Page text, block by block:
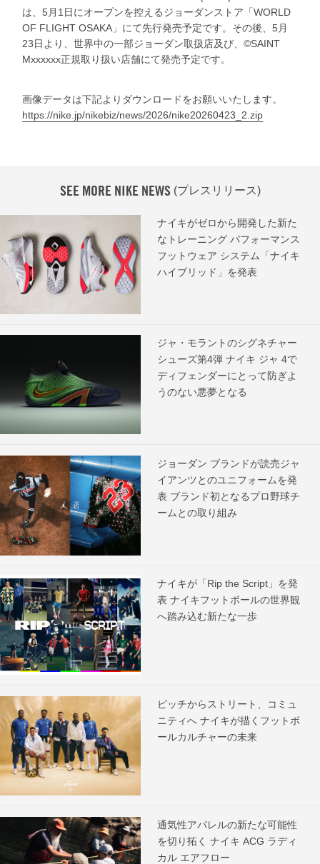
は、5月1日にオープンを控えるジョーダンストア「WORLD
OF FLIGHT OSAKA」にて先行発売予定です。その後、5月
23日より、世界中の一部ジョーダン取扱店及び、©SAINT
Mxxxxxx正規取り扱い店舗にて発売予定です。
画像データは下記よりダウンロードをお願いいたします。
https://nike.jp/nikebiz/news/2026/nike20260423_2.zip
SEE MORE NIKE NEWS (プレスリリース)
ナイキがゼロから開発した新た
なトレーニング パフォーマンス
フットウェア システム「ナイキ
ハイブリッド」を発表
ジャ・モラントのシグネチャー
シューズ第4弾 ナイキ ジャ 4で
ディフェンダーにとって防ぎよ
うのない悪夢となる
ジョーダン ブランドが読売ジャ
イアンツとのユニフォームを発
表 ブランド初となるプロ野球チ
ームとの取り組み
ナイキが「Rip the Script」を発
表 ナイキフットボールの世界観
へ踏み込む新たな一歩
ピッチからストリート、コミュ
ニティへ ナイキが描くフットボ
ールカルチャーの未来
通気性アパレルの新たな可能性
を切り拓く ナイキ ACG ラディ
カル エアフロー